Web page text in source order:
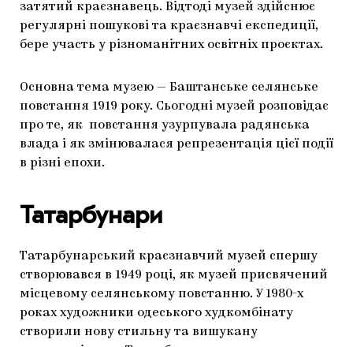
затятий краєзнавець. Відтоді музей здійснює
регулярні пошукові та краєзнавчі експедиції,
бере участь у різноманітних освітніх проєктах.
Основна тема музею — Баштанське селянське
повстання 1919 року. Сьогодні музей розповідає
про те, як повстання узурпувала радянська
влада і як змінювалася репрезентація цієї події
в різні епохи.
Татарбунари
Татарбунарський краєзнавчий музей спершу
створювався в 1949 році, як музей присвячений
місцевому селянському повстанню. У 1980-х
роках художники одеського худкомбінату
створили нову стильну та вишукану